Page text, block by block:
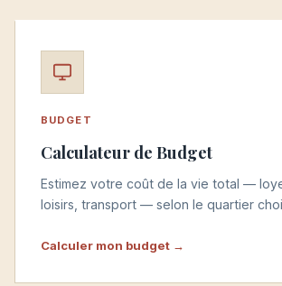
BUDGET
Calculateur de Budget
Estimez votre coût de la vie total —
loisirs, transport — selon le quartier
Calculer mon budget →